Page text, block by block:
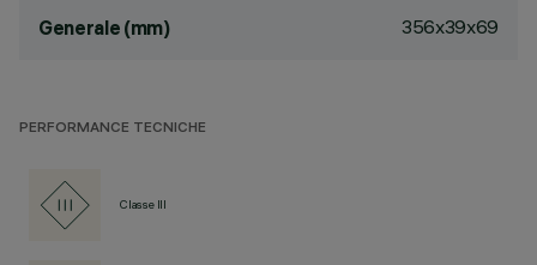
Generale (mm) 356x39x69
PERFORMANCE TECNICHE
Classe III